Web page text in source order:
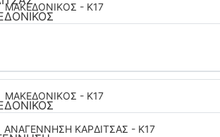
ΜΑΚΕΔΟΝΙΚΟΣ - K17
ΜΑΚΕΔΟΝΙΚΟΣ - K17
ΑΝΑΓΕΝΝΗΣΗ ΚΑΡΔΙΤΣΑΣ - Κ17